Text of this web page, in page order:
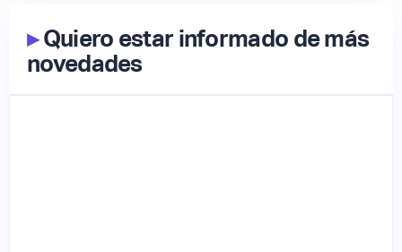
▸Quiero estar informado de más
novedades